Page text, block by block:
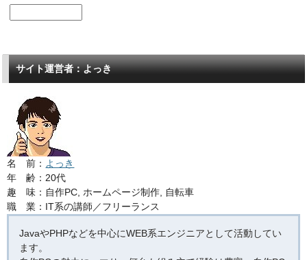
サイト運営者：よっき
名 前： よっき
年 齢：20代
趣 味：自作PC, ホームページ制作, 自転車
職 業：IT系の講師／フリーランス
JavaやPHPなどを中心にWEB系エンジニアとして活動してい
ます。